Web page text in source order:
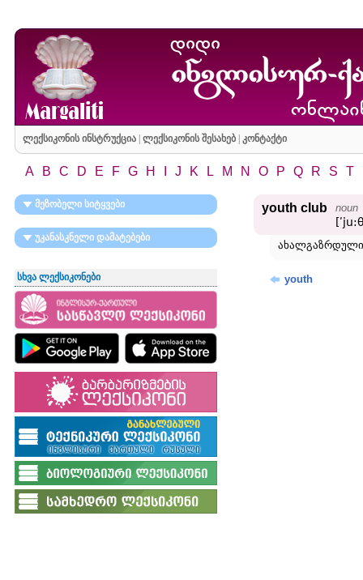
ლექსიკონის ინსტრუქცია| ლექსიკონის შესახებ| კონტაქტი
A B C D E F G H J K L M N O P Q R S T
მეზობელი სიტყვები
უკანასკნელი დამატებები
სხვა ლექსიკონები
youth club noun
youth